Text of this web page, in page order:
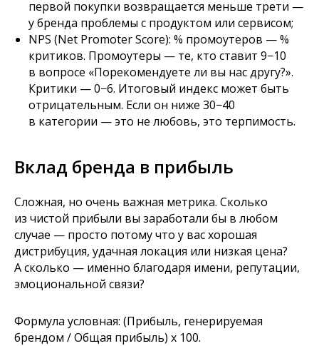
первой покупки возвращается меньше трети —
у бренда проблемы с продуктом или сервисом;
NPS (Net Promoter Score): % промоутеров — %
критиков. Промоутеры — те, кто ставит 9−10
в вопросе «Порекомендуете ли вы нас другу?».
Критики — 0−6. Итоговый индекс может быть
отрицательным. Если он ниже 30−40
в категории — это не любовь, это терпимость.
Вклад бренда в прибыль
Сложная, но очень важная метрика. Сколько
из чистой прибыли вы заработали бы в любом
случае — просто потому что у вас хорошая
дистрибуция, удачная локация или низкая цена?
А сколько — именно благодаря имени, репутации,
эмоциональной связи?
Формула условная: (Прибыль, генерируемая
брендом / Общая прибыль) x 100.
Автор: Божена Зажицкая